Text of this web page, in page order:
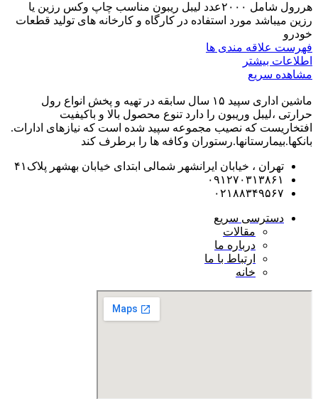
هررول شامل ۲۰۰۰عدد لیبل ریبون مناسب چاپ وکس رزین یا
رزین میباشد مورد استفاده در کارگاه و کارخانه های تولید قطعات
خودرو
فهرست علاقه مندی ها
اطلاعات بیشتر
مشاهده سریع
ماشین اداری سپید ۱۵ سال سابقه در تهیه و پخش انواع رول
حرارتی ،لیبل وریبون را دارد تنوع محصول بالا و باکیفیت
افتخاریست که نصیب مجموعه سپید شده است که نیازهای ادارات.
بانکها.بیمارستانها.رستوران و‌کافه ها را برطرف کند
تهران ، خیابان ایرانشهر شمالی ابتدای خیابان بهشهر پلاک۴۱
۰۹۱۲۷۰۳۱۳۸۶۱
۰۲۱۸۸۳۴۹۵۶۷
دسترسی سریع
مقالات
درباره ما
ارتباط با ما
خانه